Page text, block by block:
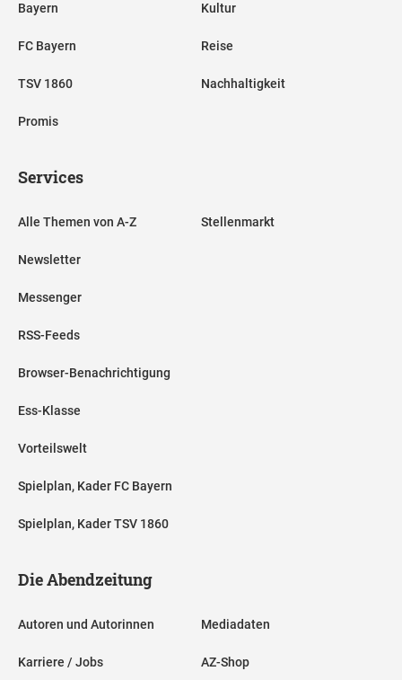
Bayern
FC Bayern
TSV 1860
Promis
Kultur
Reise
Nachhaltigkeit
Services
Alle Themen von A-Z
Newsletter
Messenger
RSS-Feeds
Browser-Benachrichtigung
Ess-Klasse
Vorteilswelt
Spielplan, Kader FC Bayern
Spielplan, Kader TSV 1860
Stellenmarkt
Die Abendzeitung
Autoren und Autorinnen
Karriere / Jobs
Mediadaten
AZ-Shop